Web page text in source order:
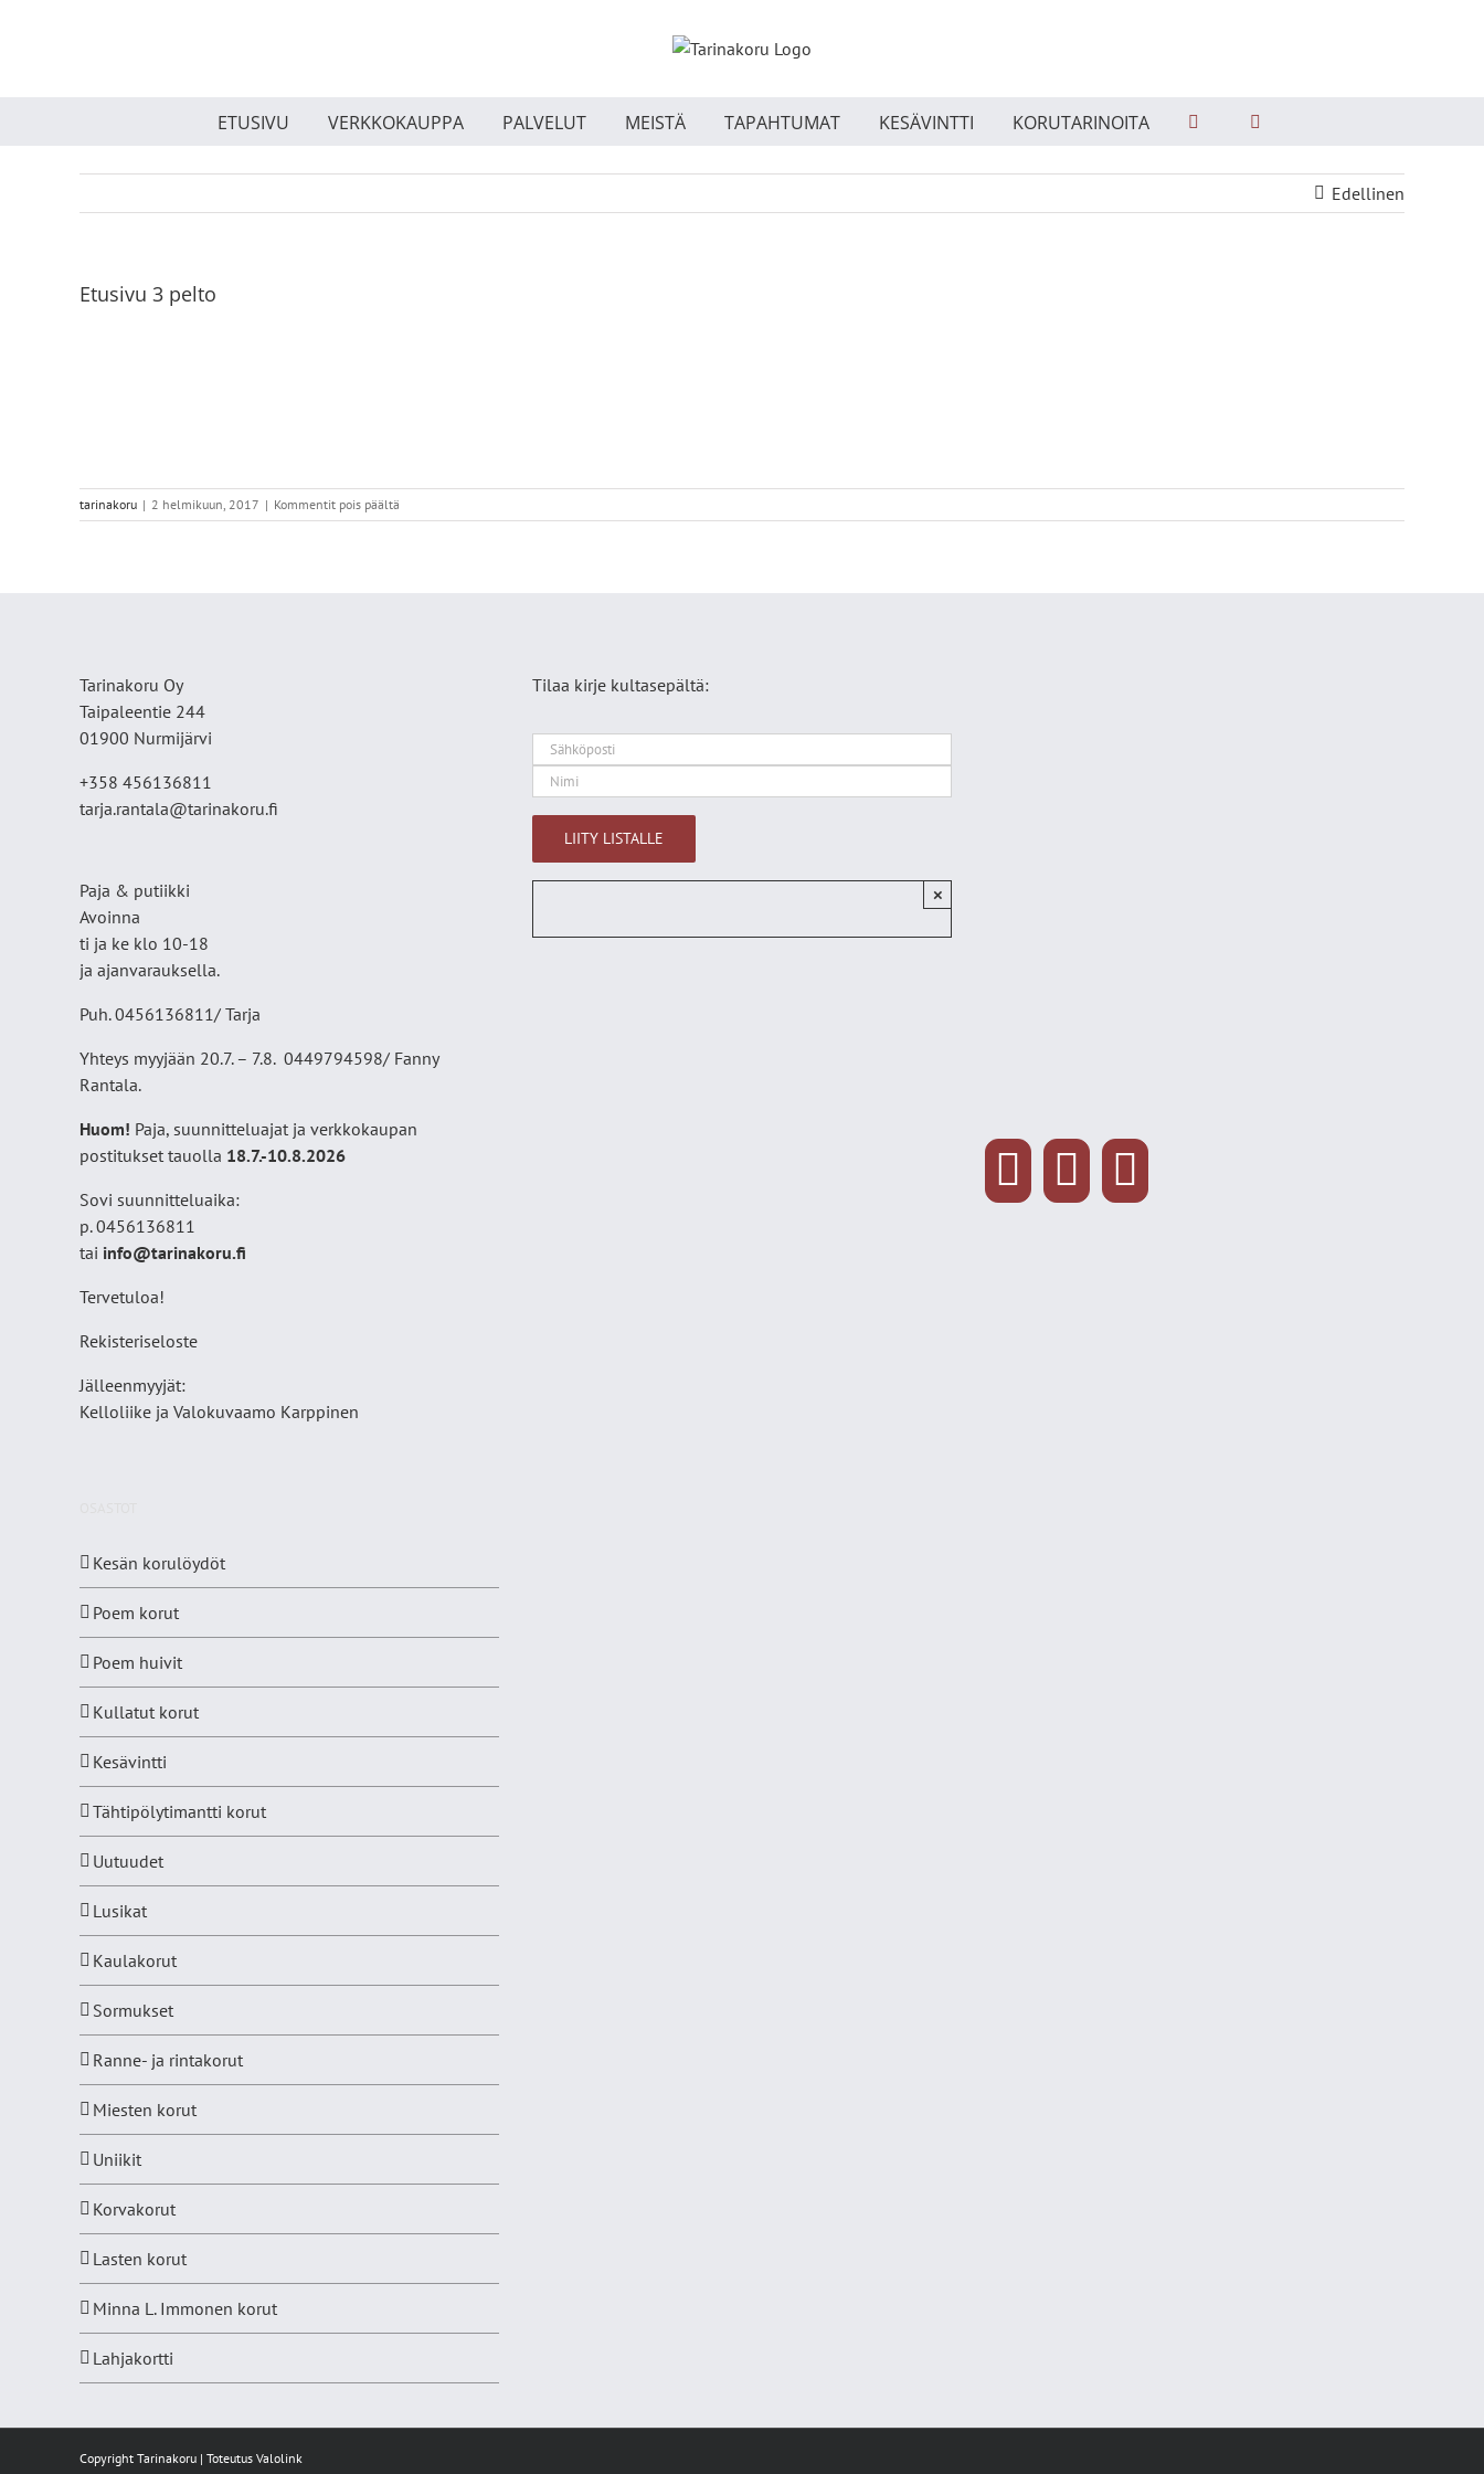
ETUSIVU VERKKOKAUPPA PALVELUT MEISTÄ TAPAHTUMAT KESÄVINTTI KORUTARINOITA
Edellinen
Etusivu 3 pelto
tarinakoru | 2 helmikuun, 2017 | Kommentit pois päältä
Etusivu
Tarinakoru Oy
Taipaleentie 244
01900 Nurmijärvi
+358 456136811
tarja.rantala@tarinakoru.fi
Paja & putiikki
Avoinna
ti ja ke klo 10-18
ja ajanvarauksella.
Puh. 0456136811/ Tarja
Yhteys myyjään 20.7. – 7.8. 0449794598/ Fanny
Rantala.
Huom! Paja, suunnitteluajat ja verkkokaupan
postitukset tauolla 18.7.-10.8.2026
Sovi suunnitteluaika:
p. 0456136811
tai info@tarinakoru.fi
Tervetuloa!
Rekisteriseloste
Jälleenmyyjät:
Kelloliike ja Valokuvaamo Karppinen
Kesän korulöydöt
Poem korut
Poem huivit
Kullatut korut
Kesävintti
Tähtipölytimantti korut
Uutuudet
Lusikat
Kaulakorut
Sormukset
Ranne- ja rintakorut
Miesten korut
Uniikit
Korvakorut
Lasten korut
Minna L. Immonen korut
Lahjakortti
Tilaa kirje kultasepältä:
×
Copyright Tarinakoru | Toteutus Valolink